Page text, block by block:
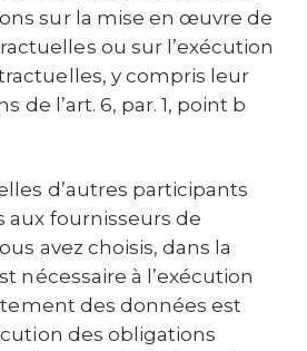
sur la mise en œuvre de
ou sur l’exécution
y compris leur
de l’art. 6, par. 1, point b
d’autres participants
aux fournisseurs de
avez choisis, dans la
nécessaire à l’exécution
des données est
des obligations